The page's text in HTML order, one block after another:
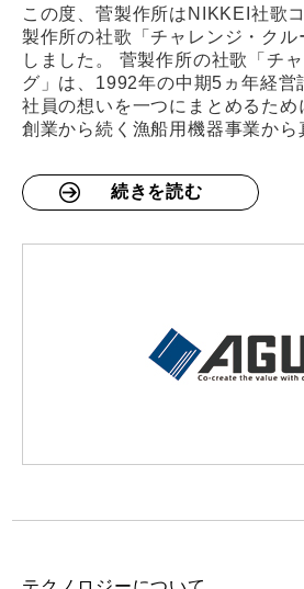
この度、菅製作所はNIKKEI社歌
製作所の社歌「チャレンジ・クル
しました。 菅製作所の社歌「チ
グ」は、1992年の中期5ヵ年経営
社員の想いを一つにまとめるため
創業から続く漁船用機器事業から
続きを読む